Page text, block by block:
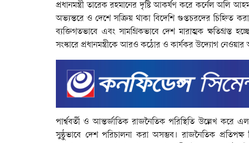
প্রধানমন্ত্রী তারেক রহমানের দৃষ্টি আকর্ষণ করে কর্নেল অলি
অভ্যন্তরে ও দেশে সক্রিয় থাকা বিদেশি গুপ্তচরদের চিহ্নিত
ব্যক্তিগতভাবে এবং সামগ্রিকভাবে দেশ মারাত্মক ক্ষতিগ্রস্ত
সংস্কারে প্রধানমন্ত্রীকে আরও কঠোর ও কার্যকর উদ্যোগ নেওয়ার
পার্শ্ববর্তী ও আন্তর্জাতিক রাজনৈতিক পরিস্থিতি উল্লেখ করে
সুষ্ঠুভাবে দেশ পরিচালনা করা অসম্ভব। রাজনৈতিক